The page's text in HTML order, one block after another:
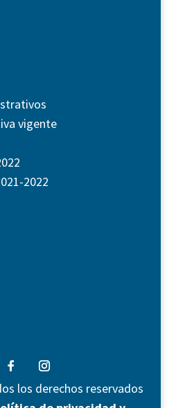
vigente
2022
los derechos reservados